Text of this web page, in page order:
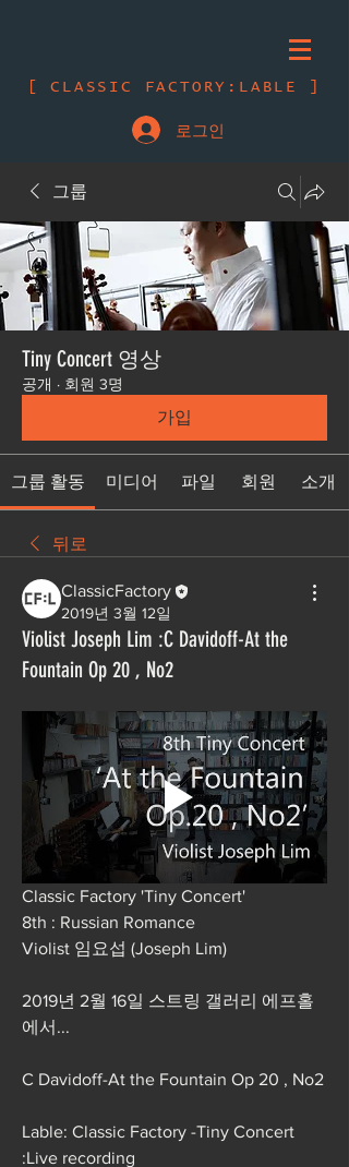
[ CLASSIC FACTORY:LABLE ]
로그인
그룹
Tiny Concert 영상
공개 · 회원 3명
가입
그룹 활동 미디어 파일 회원 소개
뒤로
ClassicFactory
2019년 3월 12일
Violist Joseph Lim :C Davidoff-At the
Fountain Op 20 , No2
Classic Factory 'Tiny Concert'
8th : Russian Romance
Violist 임요섭 (Joseph Lim)
2019년 2월 16일 스트링 갤러리 에프홀
에서...
Lable: Classic Factory -Tiny Concert
:Live recording